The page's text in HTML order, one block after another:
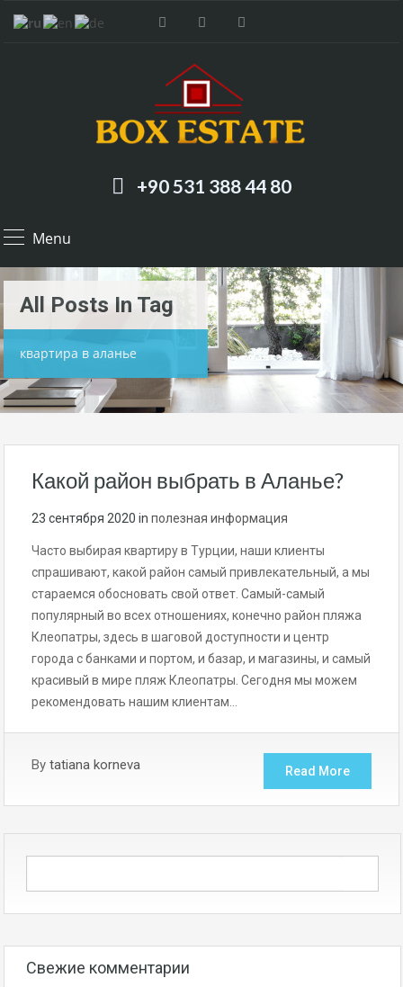
+90 531 388 44 80
Menu
All Posts In Tag
квартира в аланье
Какой район выбрать в Аланье?
23 сентября 2020 in полезная информация
Часто выбирая квартиру в Турции, наши клиенты
спрашивают, какой район самый привлекательный, а мы
стараемся обосновать свой ответ. Самый-самый
популярный во всех отношениях, конечно район пляжа
Клеопатры, здесь в шаговой доступности и центр
города с банками и портом, и базар, и магазины, и самый
красивый в мире пляж Клеопатры. Сегодня мы можем
рекомендовать нашим клиентам…
By tatiana korneva Read More
Свежие комментарии